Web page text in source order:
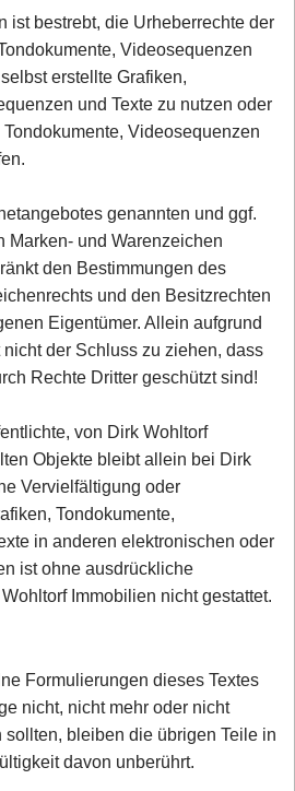
ist bestrebt, die Urheberrechte der
Videosequenzen
erstellte Grafiken,
und Texte zu nutzen oder
Videosequenzen
genannten und ggf.
Marken- und Warenzeichen
den Bestimmungen des
und den Besitzrechten
Eigentümer. Allein aufgrund
der Schluss zu ziehen, dass
Rechte Dritter geschützt sind!
von Dirk Wohltorf
Objekte bleibt allein bei Dirk
Vervielfältigung oder
Tondokumente,
in anderen elektronischen oder
ist ohne ausdrückliche
Immobilien nicht gestattet.
Formulierungen dieses Textes
nicht, nicht mehr oder nicht
bleiben die übrigen Teile in
davon unberührt.